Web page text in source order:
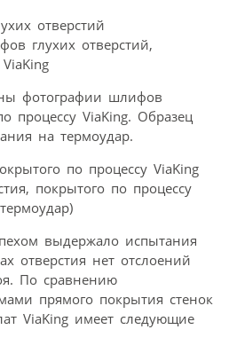
глухих отверстий,
фотографии шлифов
процессу ViaKing. Образец
на термоудар.
покрытого по процессу
выдержало испытания
отверстия нет отслоений
По сравнению
прямого покрытия стенок
ViaKing имеет следующие